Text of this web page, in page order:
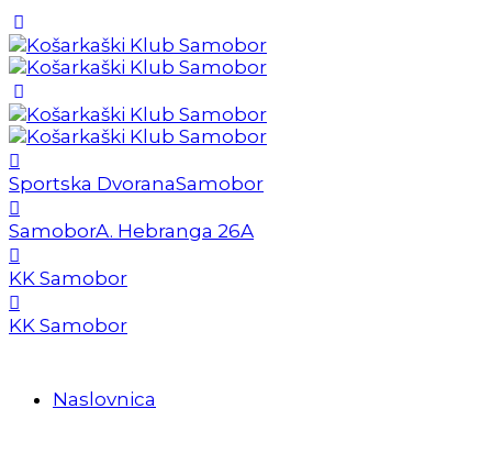
Sportska DvoranaSamobor
SamoborA. Hebranga 26A
KK Samobor
KK Samobor
Naslovnica